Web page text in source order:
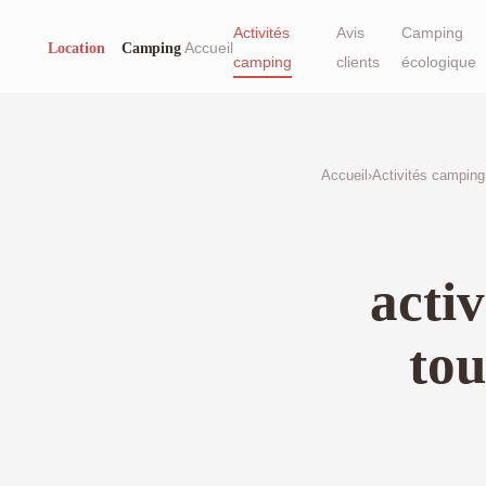
Accueil
Activités
camping
Avis
clients
Camping
écologique
Accueil ›Activités camping